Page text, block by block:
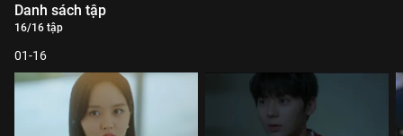
Danh sách tập
16/16 tập
01-16